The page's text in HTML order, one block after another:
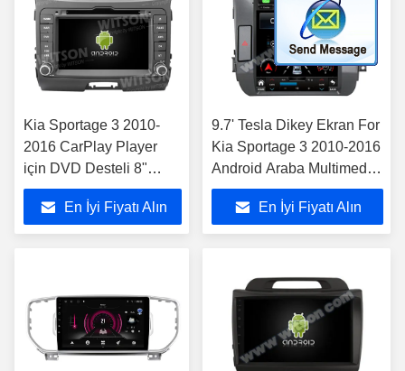
Kia Sportage 3 2010-
2016 CarPlay Player
için DVD Desteli 8"
Ekran OEM Stili
En İyi Fiyatı Alın
9.7' Tesla Dikey Ekran For
Kia Sportage 3 2010-2016
Android Araba Multimedia
Oyuncusu
En İyi Fiyatı Alın